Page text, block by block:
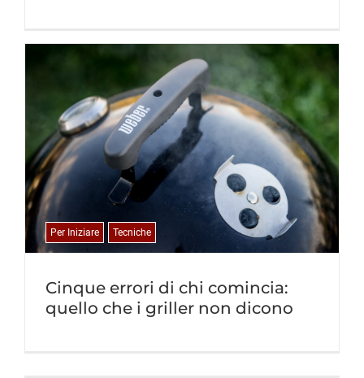
Cinque errori di chi comincia:
quello che i griller non dicono
Per Iniziare Tecniche